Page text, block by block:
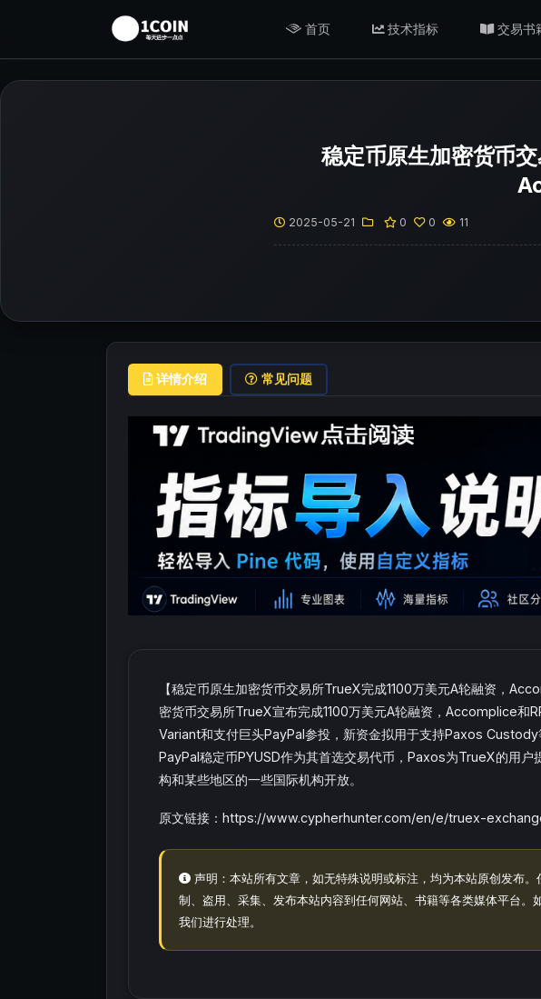
首页 技术指标 交易书
稳定币原生加密货币
2025-05-21 0 0 11
详情介绍 常见问题
【稳定币原生加密货币交易所TrueX完成1100万美元A轮融资，
密货币交易所TrueX宣布完成1100万美元A轮融资，Accomplice和
Variant和支付巨头PayPal参投，新资金拟用于支持Paxos
PayPal稳定币PYUSD作为其首选交易代币，Paxos为TrueX的用户
构和某些地区的一些国际机构开放。
原文链接：https://www.cypherhunter.com/en/e/truex-
声明：本站所有文章，如无特殊说明或标注，均为本站原创发布
制、盗用、采集、发布本站内容到任何网站、书籍等各类媒体平台。
我们进行处理。